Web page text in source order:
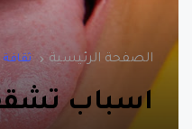
الصفحة الرئيسية
اسباب